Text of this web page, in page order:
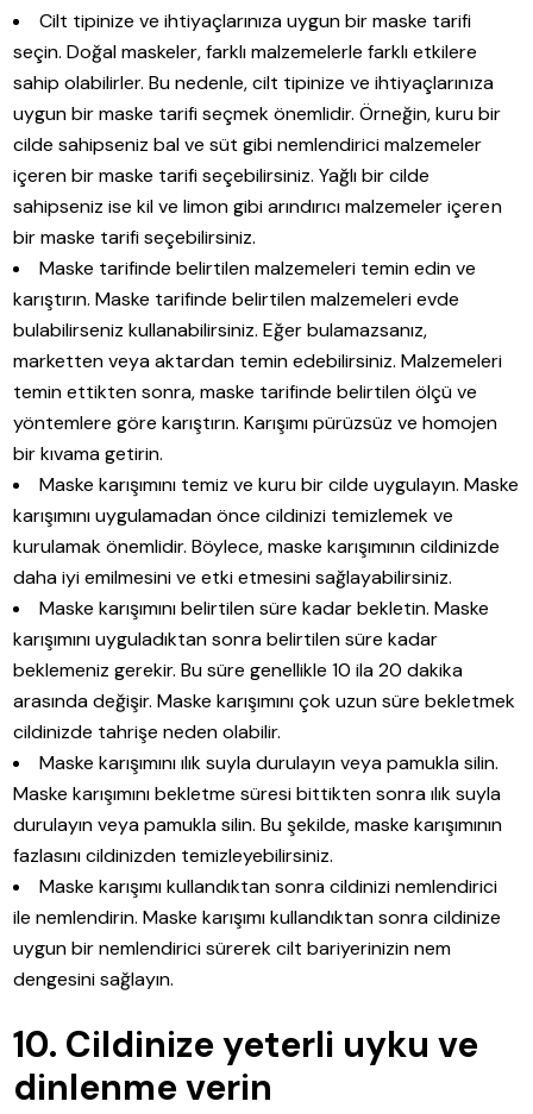
Cilt tipinize ve ihtiyaçlarınıza uygun bir maske tarifi
seçin. Doğal maskeler, farklı malzemelerle farklı etkilere
sahip olabilirler. Bu nedenle, cilt tipinize ve ihtiyaçlarınıza
uygun bir maske tarifi seçmek önemlidir. Örneğin, kuru bir
cilde sahipseniz bal ve süt gibi nemlendirici malzemeler
içeren bir maske tarifi seçebilirsiniz. Yağlı bir cilde
sahipseniz ise kil ve limon gibi arındırıcı malzemeler içeren
bir maske tarifi seçebilirsiniz.
Maske tarifinde belirtilen malzemeleri temin edin ve
karıştırın. Maske tarifinde belirtilen malzemeleri evde
bulabilirseniz kullanabilirsiniz. Eğer bulamazsanız,
marketten veya aktardan temin edebilirsiniz. Malzemeleri
temin ettikten sonra, maske tarifinde belirtilen ölçü ve
yöntemlere göre karıştırın. Karışımı pürüzsüz ve homojen
bir kıvama getirin.
Maske karışımını temiz ve kuru bir cilde uygulayın. Maske
karışımını uygulamadan önce cildinizi temizlemek ve
kurulamak önemlidir. Böylece, maske karışımının cildinizde
daha iyi emilmesini ve etki etmesini sağlayabilirsiniz.
Maske karışımını belirtilen süre kadar bekletin. Maske
karışımını uyguladıktan sonra belirtilen süre kadar
beklemeniz gerekir. Bu süre genellikle 10 ila 20 dakika
arasında değişir. Maske karışımını çok uzun süre bekletmek
cildinizde tahrişe neden olabilir.
Maske karışımını ılık suyla durulayın veya pamukla silin.
Maske karışımını bekletme süresi bittikten sonra ılık suyla
durulayın veya pamukla silin. Bu şekilde, maske karışımının
fazlasını cildinizden temizleyebilirsiniz.
Maske karışımı kullandıktan sonra cildinizi nemlendirici
ile nemlendirin. Maske karışımı kullandıktan sonra cildinize
uygun bir nemlendirici sürerek cilt bariyerinizin nem
dengesini sağlayın.
10. Cildinize yeterli uyku ve
dinlenme verin